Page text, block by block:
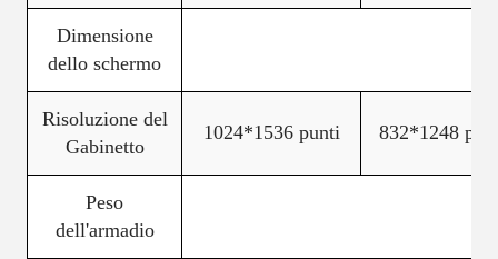
Dimensione
dello schermo
Risoluzione del
Gabinetto
1024*1536 punti 832*1248
Peso
dell'armadio